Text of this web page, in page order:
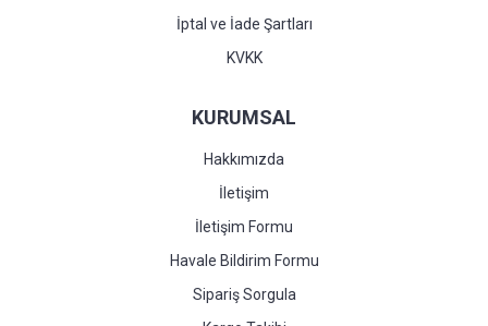
İptal ve İade Şartları
KVKK
KURUMSAL
Hakkımızda
İletişim
İletişim Formu
Havale Bildirim Formu
Sipariş Sorgula